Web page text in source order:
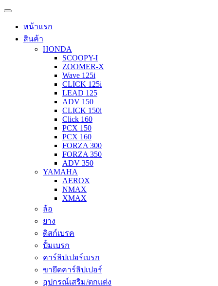
หน้าแรก
สินค้า
HONDA
SCOOPY-I
ZOOMER-X
Wave 125i
CLICK 125i
LEAD 125
ADV 150
CLICK 150i
Click 160
PCX 150
PCX 160
FORZA 300
FORZA 350
ADV 350
YAMAHA
AEROX
NMAX
XMAX
ล้อ
ยาง
ดิสก์เบรค
ปั้มเบรก
คาร์ลิปเปอร์เบรก
ขายึดคาร์ลิปเปอร์
อุปกรณ์เสริม/ตกแต่ง